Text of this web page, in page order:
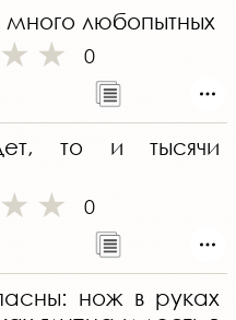
любопытных
0
то и тысячи
0
нож в руках